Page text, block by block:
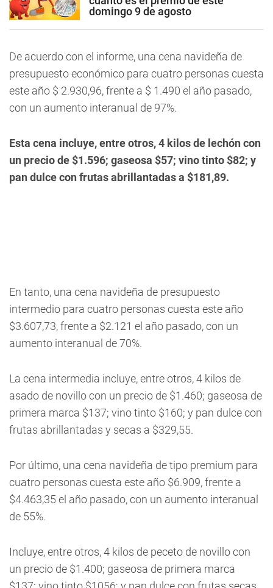
domingo 9 de agosto
De acuerdo con el informe, una cena navideña de
presupuesto económico para cuatro personas cuesta
este año $ 2.930,96, frente a $ 1.490 el año pasado,
con un aumento interanual de 97%.
Esta cena incluye, entre otros, 4 kilos de lechón con
un precio de $1.596; gaseosa $57; vino tinto $82; y
pan dulce con frutas abrillantadas a $181,89.
En tanto, una cena navideña de presupuesto
intermedio para cuatro personas cuesta este año
$3.607,73, frente a $2.121 el año pasado, con un
aumento interanual de 70%.
La cena intermedia incluye, entre otros, 4 kilos de
asado de novillo con un precio de $1.460; gaseosa de
primera marca $137; vino tinto $160; y pan dulce con
frutas abrillantadas y secas a $329,55.
Por último, una cena navideña de tipo premium para
cuatro personas cuesta este año $6.909, frente a
$4.463,35 el año pasado, con un aumento interanual
de 55%.
Incluye, entre otros, 4 kilos de peceto de novillo con
un precio de $1.400; gaseosa de primera marca